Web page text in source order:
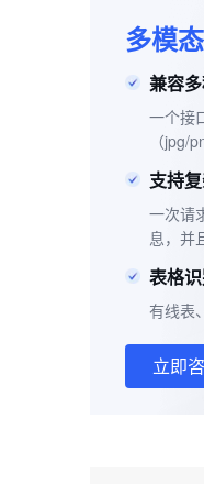
多模
兼容
一个接
（jpg/
支持
一次请
息，并
表格
有线表
立即